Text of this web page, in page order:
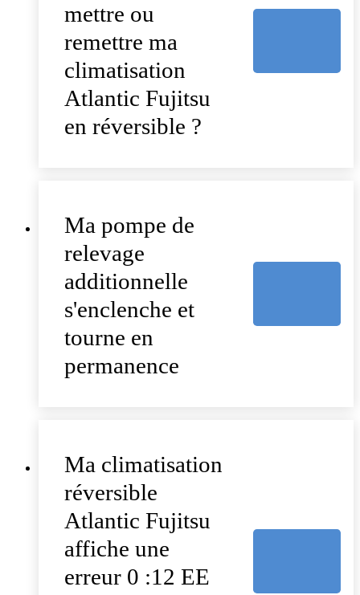
mettre ou
remettre ma
climatisation
Atlantic Fujitsu
en réversible ?
Ma pompe de
relevage
additionnelle
s'enclenche et
tourne en
permanence
Ma climatisation
réversible
Atlantic Fujitsu
affiche une
erreur 0 :12 EE